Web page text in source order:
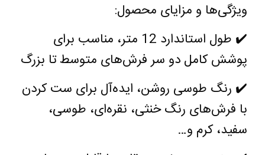
ویژگی‌ها و مزایای محصول:
✔️ طول استاندارد 12 متر، مناسب برای
پوشش کامل دو سر فرش‌های متوسط تا بزرگ
✔️ رنگ طوسی روشن، ایده‌آل برای ست کردن
با فرش‌های رنگ خنثی، نقره‌ای، طوسی،
سفید، کرم و…